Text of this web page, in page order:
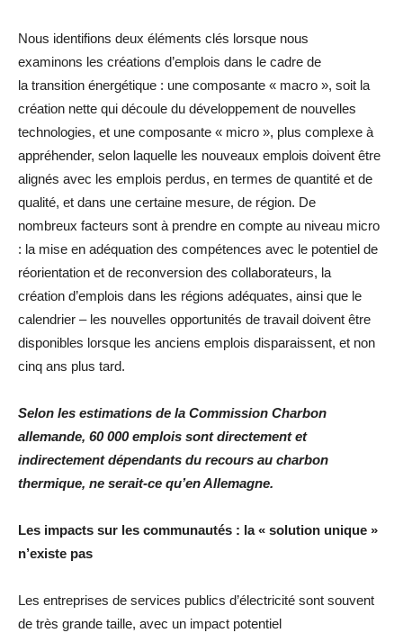
Nous identifions deux éléments clés lorsque nous
examinons les créations d’emplois dans le cadre de
la transition énergétique : une composante « macro », soit la
création nette qui découle du développement de nouvelles
technologies, et une composante « micro », plus complexe à
appréhender, selon laquelle les nouveaux emplois doivent être
alignés avec les emplois perdus, en termes de quantité et de
qualité, et dans une certaine mesure, de région. De
nombreux facteurs sont à prendre en compte au niveau micro
: la mise en adéquation des compétences avec le potentiel de
réorientation et de reconversion des collaborateurs, la
création d’emplois dans les régions adéquates, ainsi que le
calendrier – les nouvelles opportunités de travail doivent être
disponibles lorsque les anciens emplois disparaissent, et non
cinq ans plus tard.
Selon les estimations de la Commission Charbon
allemande, 60 000 emplois sont directement et
indirectement dépendants du recours au charbon
thermique, ne serait-ce qu’en Allemagne.
Les impacts sur les communautés : la « solution unique »
n’existe pas
Les entreprises de services publics d’électricité sont souvent
de très grande taille, avec un impact potentiel